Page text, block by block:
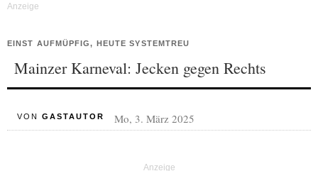
EINST AUFMÜPFIG, HEUTE SYSTEMTREU
Mainzer Karneval: Jecken gegen Rechts
VON GASTAUTOR Mo, 3. März 2025